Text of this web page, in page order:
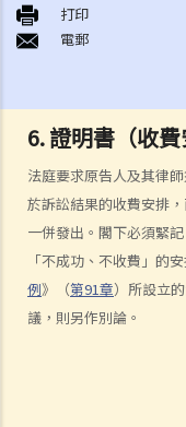
6.證明書（收費
法庭要求原告人及其律
於訴訟結果的收費安排
一併發出。閣下必須緊
「不成功、不收費」的
例》（第91章）所設立
議，則另作別論。
B. 骨灰安置所（靈灰安置
C. 土葬
E. 骨灰撒海
F. 遺體／骨殖／骨灰出入
人身傷亡
傷者本人
何謂「人身傷害」？
我受傷後，何時可提出申
如何就人身傷害提出申索
人身傷害訴訟所涉的法律
打印
電郵